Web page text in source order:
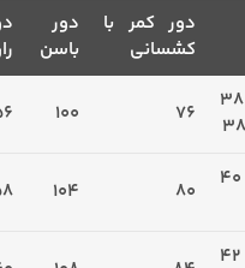
دور کمر با
کشسانی
دور
باسن
سایز 38
76
100
سایز 40
80
104
سایز 42